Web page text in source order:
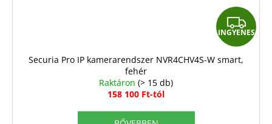
I
N
INGYENES
Securia Pro IP kamerarendszer NVR4CHV4S-W smart,
fehér
Raktáron (> 15 db)
158 100 Ft-tól